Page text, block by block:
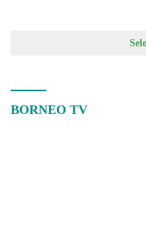
BORNEO TV